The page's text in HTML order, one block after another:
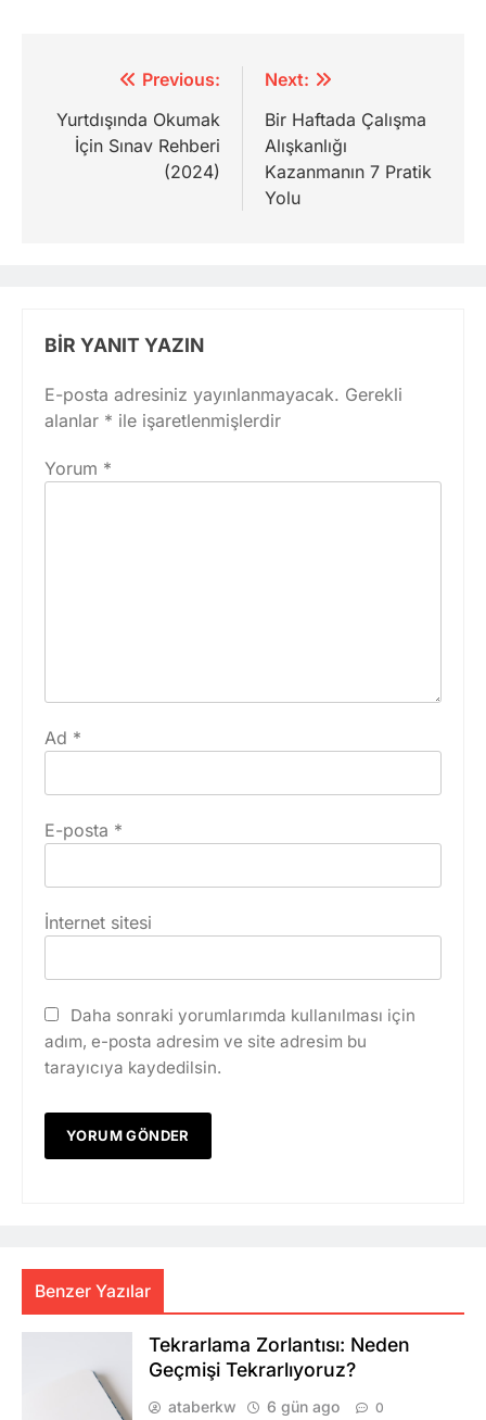
gezinmesi
Previous:
Yurtdışında Okumak
İçin Sınav Rehberi
(2024)
Next:
Bir Haftada Çalışma
Alışkanlığı
Kazanmanın 7 Pratik
Yolu
BIR YANIT YAZIN
E-posta adresiniz yayınlanmayacak. Gerekli
alanlar * ile işaretlenmişlerdir
Yorum *
Ad *
E-posta *
İnternet sitesi
Daha sonraki yorumlarımda kullanılması için
adım, e-posta adresim ve site adresim bu
tarayıcıya kaydedilsin.
Benzer Yazılar
Tekrarlama Zorlantısı: Neden
Geçmişi Tekrarlıyoruz?
ataberkw 6 gün ago 0